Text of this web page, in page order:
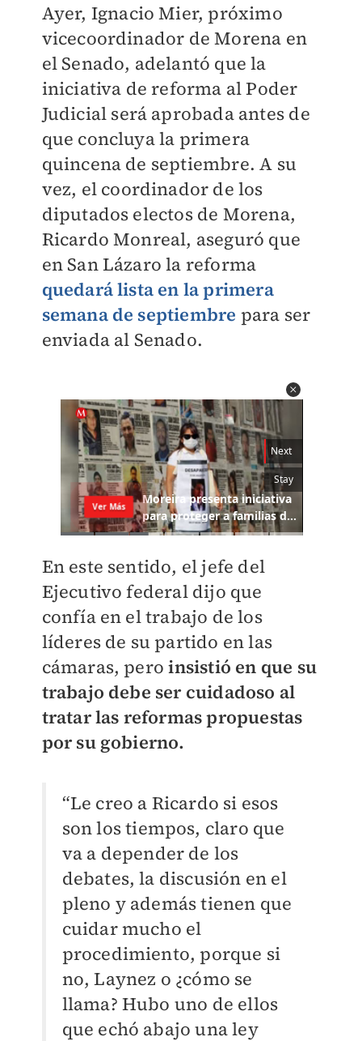
Ayer, Ignacio Mier, próximo
vicecoordinador de Morena en
el Senado, adelantó que la
iniciativa de reforma al Poder
Judicial será aprobada antes de
que concluya la primera
quincena de septiembre. A su
vez, el coordinador de los
diputados electos de Morena,
Ricardo Monreal, aseguró que
en San Lázaro la reforma
quedará lista en la primera
semana de septiembre para ser
enviada al Senado.
En este sentido, el jefe del
Ejecutivo federal dijo que
confía en el trabajo de los
líderes de su partido en las
cámaras, peroinsistió en que su
trabajo debe ser cuidadoso al
tratar las reformas propuestas
por su gobierno.
“Le creo a Ricardo si esos
son los tiempos, claro que
va a depender de los
debates, la discusión en el
pleno y además tienen que
cuidar mucho el
procedimiento, porque si
no, Laynez o ¿cómo se
llama? Hubo uno de ellos
que echó abajo una ley